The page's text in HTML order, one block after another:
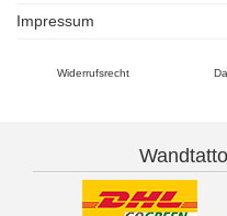
Impressum
Widerrufsrecht